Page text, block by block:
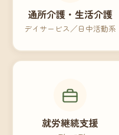
通所介護・生活介護
デイサービス／日中活動系
就労継続支援